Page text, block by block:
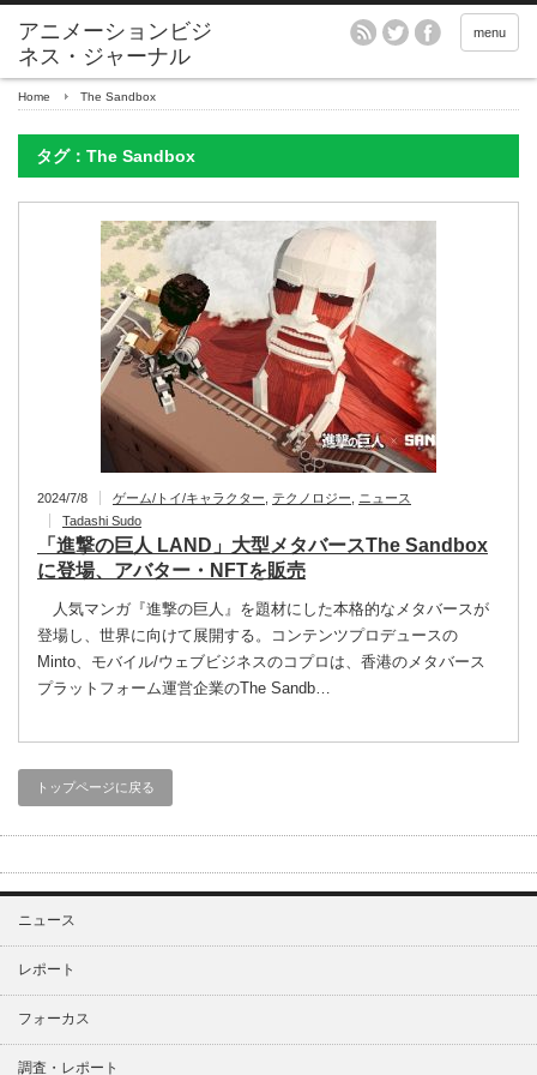
アニメーションビジ
ネス・ジャーナル
menu
Home The Sandbox
タグ：The Sandbox
2024/7/8 ゲーム/トイ/キャラクター テクノロジー
ニュース
Tadashi Sudo
「進撃の巨人 LAND」大型メタバースThe Sandbox
に登場、アバター・NFTを販売
人気マンガ『進撃の巨人』を題材にした本格的なメタバースが
登場し、世界に向けて展開する。コンテンツプロデュースの
Minto、モバイル/ウェブビジネスのコプロは、香港のメタバース
プラットフォーム運営企業のThe Sandb…
トップページに戻る
ニュース
レポート
フォーカス
調査・レポート